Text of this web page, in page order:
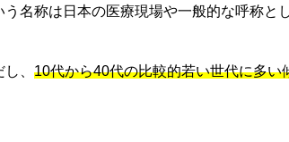
名称は日本の医療現場や一般的な呼称と
、 10代から40代の比較的若い世代に多い